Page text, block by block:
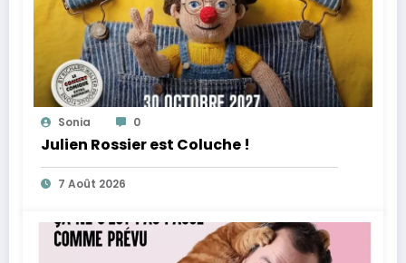
Sonia 0
Julien Rossier est Coluche !
7 Août 2026